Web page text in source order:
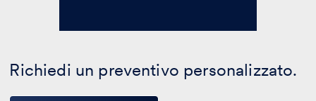
Richiedi un preventivo personalizzato.